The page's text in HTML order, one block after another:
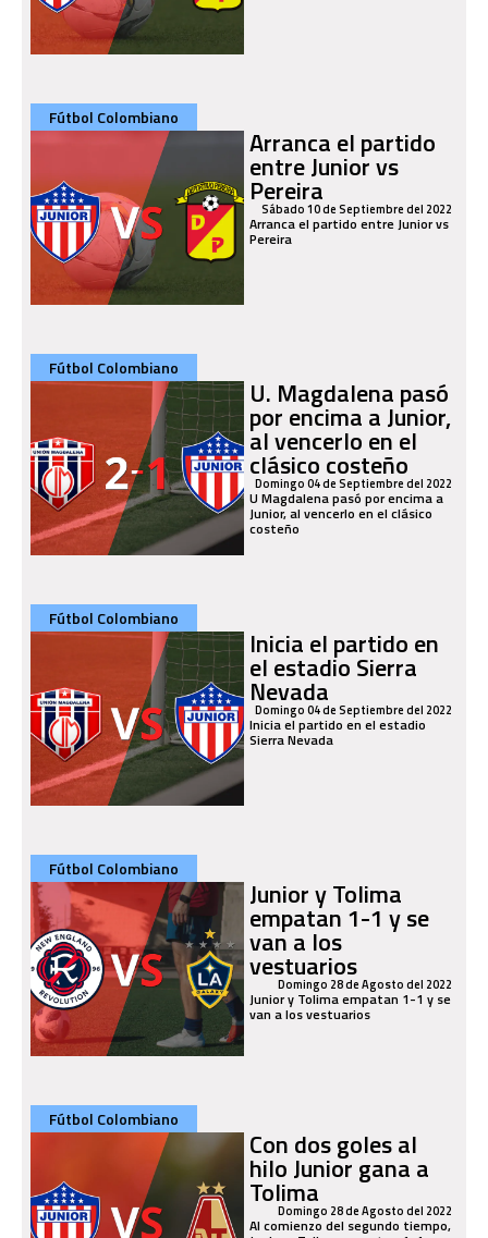
Fútbol Colombiano
Arranca el partido
entre Junior vs
Pereira
Sábado 10 de Septiembre del 2022
Arranca el partido entre Junior vs
Pereira
Fútbol Colombiano
U. Magdalena pasó
por encima a Junior,
al vencerlo en el
clásico costeño
Domingo 04 de Septiembre del 2022
U Magdalena pasó por encima a
Junior, al vencerlo en el clásico
costeño
Fútbol Colombiano
Inicia el partido en
el estadio Sierra
Nevada
Domingo 04 de Septiembre del 2022
Inicia el partido en el estadio
Sierra Nevada
Fútbol Colombiano
Junior y Tolima
empatan 1-1 y se
van a los
vestuarios
Domingo 28 de Agosto del 2022
Junior y Tolima empatan 1-1 y se
van a los vestuarios
Fútbol Colombiano
Con dos goles al
hilo Junior gana a
Tolima
Domingo 28 de Agosto del 2022
Al comienzo del segundo tiempo,